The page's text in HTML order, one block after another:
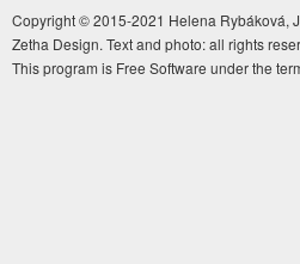
Copyright © 2015-2021 Helena Rybáková,
Zetha Design. Text and photo: all rights
This program is Free Software under the